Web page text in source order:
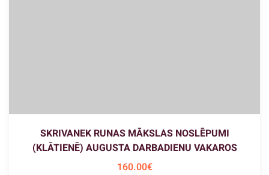
SKRIVANEK RUNAS MĀKSLAS NOSLĒPUMI
(KLĀTIENĒ) AUGUSTA DARBADIENU VAKAROS
160.00€